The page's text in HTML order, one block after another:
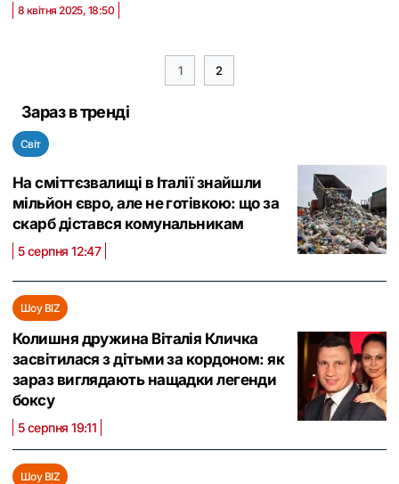
8 квітня 2025, 18:50
1 2
Зараз в тренді
Світ
На сміттєзвалищі в Італії знайшли
мільйон євро, але не готівкою: що за
скарб дістався комунальникам
5 серпня 12:47
Шоу BIZ
Колишня дружина Віталія Кличка
засвітилася з дітьми за кордоном: як
зараз виглядають нащадки легенди
боксу
5 серпня 19:11
Шоу BIZ